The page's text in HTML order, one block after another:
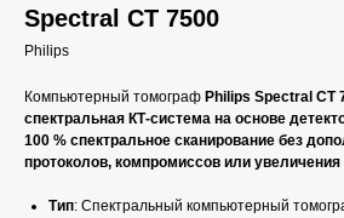
Spectral CT 7500
Philips
Компьютерный томограф Philips Spectral CT
спектральная КТ-система на основе
100 % спектральное сканирование без
протоколов, компромиссов или
Тип: Спектральный компьютерный